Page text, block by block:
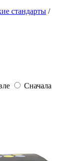
стандарты /
Сначала